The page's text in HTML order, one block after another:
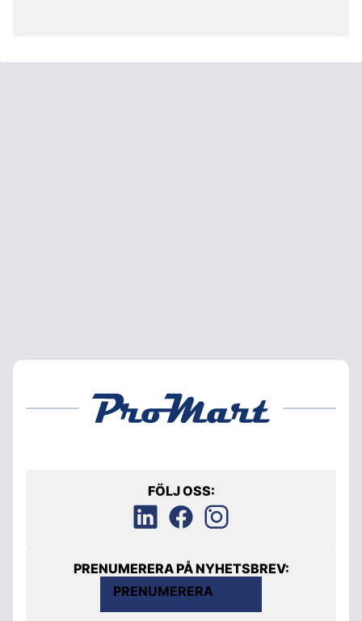
FÖLJ OSS:
PRENUMERERA PÅ NYHETSBREV:
PRENUMERERA